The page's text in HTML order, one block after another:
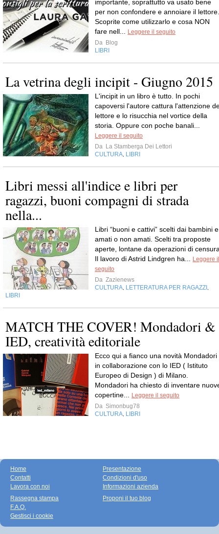
importante, soprattutto va usato bene
per non confondere e annoiare il lettore.
Scoprite come utilizzarlo e cosa NON
fare nell...
Leggere il seguito
Da Blog
LIBRI
La vetrina degli incipit - Giugno 2015
L'incipit in un libro è tutto. In pochi
capoversi l'autore cattura l'attenzione
lettore e lo risucchia nel vortice della
storia. Oppure con poche banali...
Leggere il seguito
Da La Stamberga Dei Lettori
CULTURA LIBRI
Libri messi all'indice e libri per
ragazzi, buoni compagni di strada
nella...
Libri “buoni e cattivi” scelti dai bambini e
amati o non amati. Scelti tra proposte
aperte, lontane da operazioni di
Il lavoro di Astrid Lindgren ha...
Leggere il
seguito
Da Zazienews
CULTURA LETTERATURA PER RAGAZZI
LIBRI
MATCH THE COVER! Mondadori &
IED, creatività editoriale
Ecco qui a fianco una novità Mondadori
in collaborazione con lo IED ( Istituto
Europeo di Design ) di Milano.
Mondadori ha chiesto di inventare
copertine...
Leggere il seguito
Da Simonbug78
CULTURA LIBRI
Home
Contatti
Lavora con noi
Presentazione
Condizioni d'uso
Informazioni azienda
Rassegna stampa
F.A.Q.
Gestisci i cookie
Proponi il tuo blog